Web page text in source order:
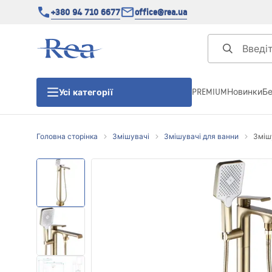
+380 94 710 6677 office@rea.ua
Усі категорії
Душові лінійні зливи
PREMIUMНовинки
Головна сторінка Змішувачі Змішувачі для ванни